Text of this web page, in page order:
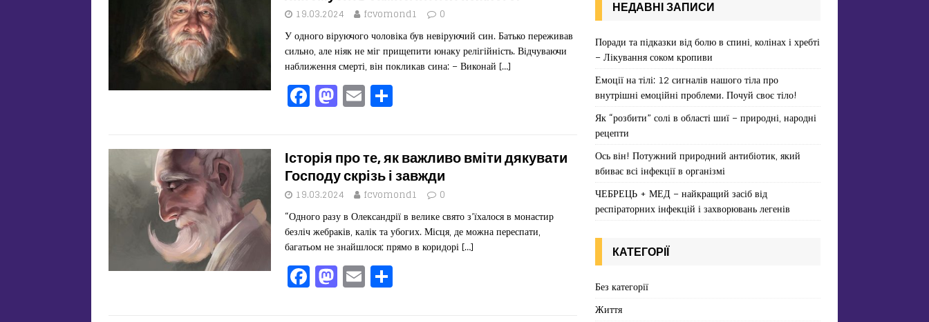
19.03.2024 fcvomond1 0
У одного віруючого чоловіка був невіруючий син. Батько переживав
сильно, але ніяк не міг прищепити юнаку релігійність. Відчуваючи
наближення смерті, він покликав сина: – Виконай […]
F
a
e
b
o
o
k
M
a
o
d
o
n
E
m
l ит
ис
я
Історія про те, як важливо вміти дякувати
Господу скрізь і завжди
19.03.2024 fcvomond1 0
“Одного разу в Олександрії в велике свято з’їхалося в монастир
безліч жебраків, калік та убогих. Місця, де можна переспати,
багатьом не знайшлося; прямо в коридорі […]
F
a
M
a
E
m
НЕДАВНІ ЗАПИСИ
Поради та підказки від болю в спині, колінах і хребті
– Лікування соком кропиви
Емоції на тілі: 12 сигналів нашого тіла про
внутрішні емоційні проблеми. Почуй своє тіло!
Як “розбити” солі в області шиї – природні, народні
рецепти
Ось він! Потужний природний антибіотик, який
вбиває всі інфекції в організмі
ЧЕБРЕЦЬ + МЕД – найкращий засіб від
респіраторних інфекцій і захворювань легенів
КАТЕГОРІЇ
Без категорії
Життя